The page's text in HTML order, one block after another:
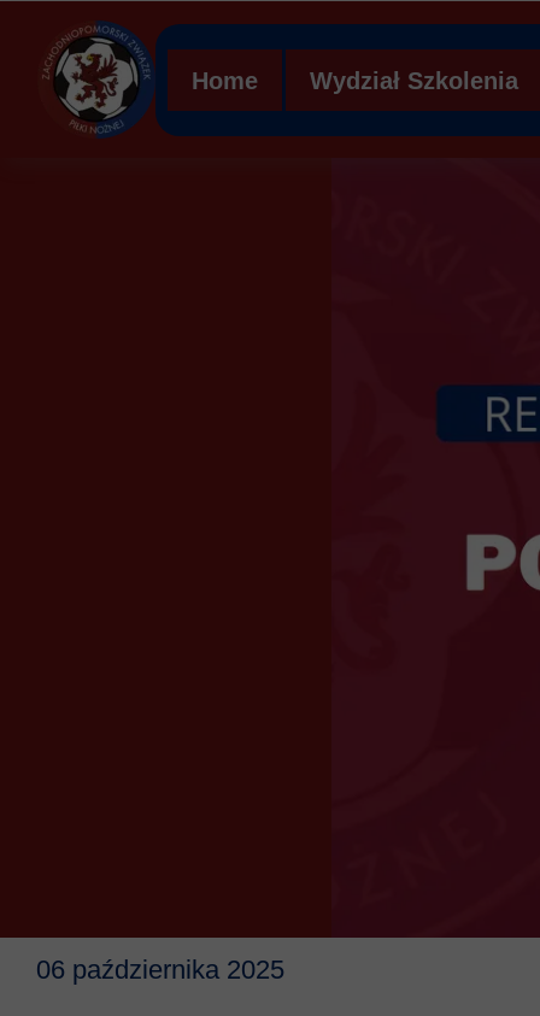
Home Wydział Szkolenia
Regulamin WS ZZPN
06 października 2025